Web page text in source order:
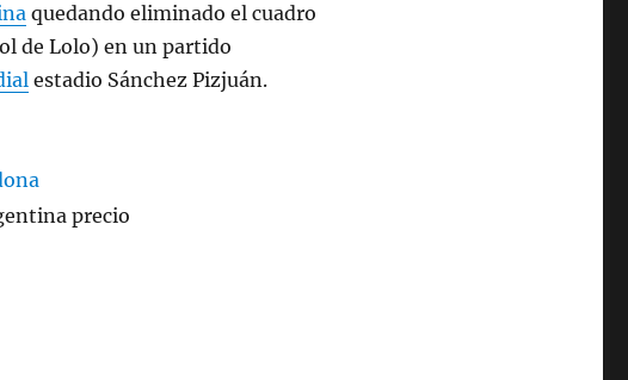
quedando eliminado el cuadro
de Lolo) en un partido
estadio Sánchez Pizjuán.